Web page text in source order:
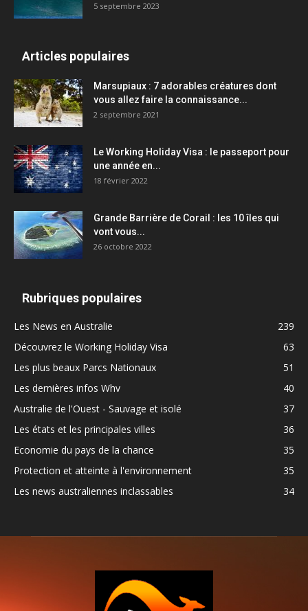
5 septembre 2023
Articles populaires
Marsupiaux : 7 adorables créatures dont
vous allez faire la connaissance...
2 septembre 2021
Le Working Holiday Visa : le passeport pour
une année en...
18 février 2022
Grande Barrière de Corail : les 10 îles qui
vont vous...
26 octobre 2022
Rubriques populaires
Les News en Australie
239
Découvrez le Working Holiday Visa
63
Les plus beaux Parcs Nationaux
51
Les dernières infos Whv
40
Australie de l'Ouest - Sauvage et isolé
37
Les états et les principales villes
36
Economie du pays de la chance
35
Protection et atteinte à l'environnement
35
Les news australiennes inclassables
34